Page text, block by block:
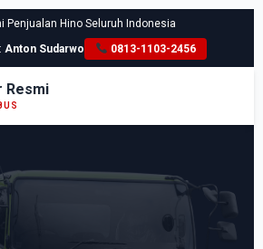
Penjualan Hino Seluruh Indonesia
Anton Sudarwo 0813-1103-2456
Resmi